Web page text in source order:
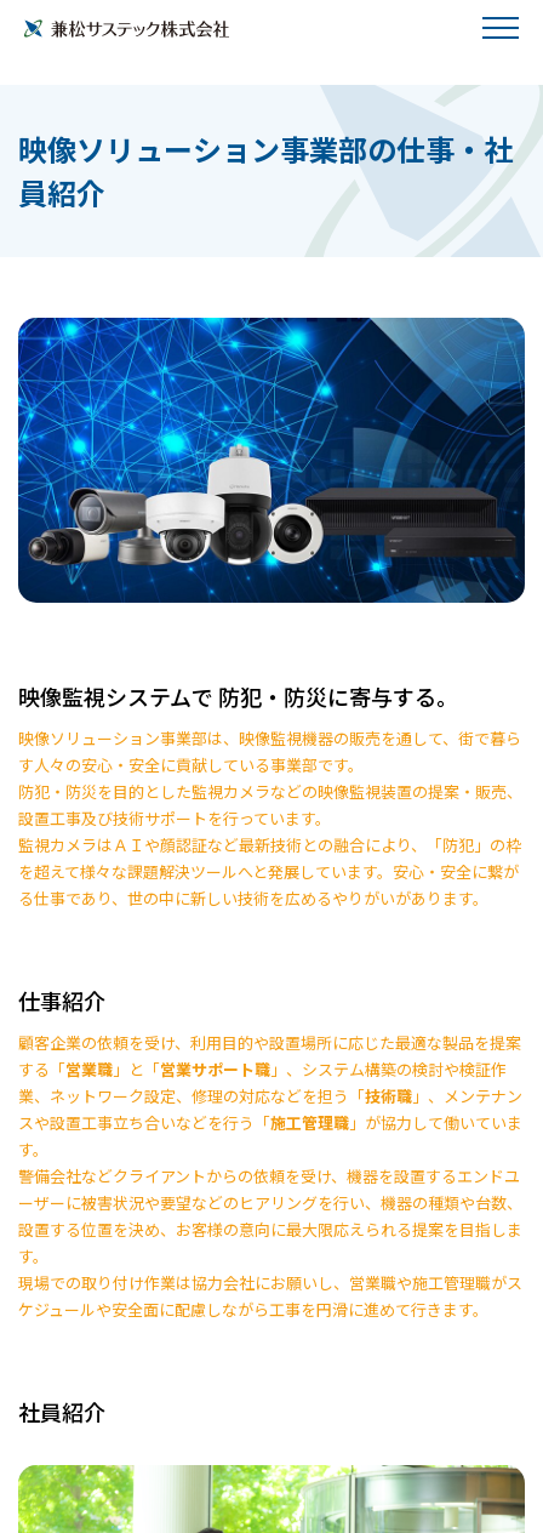
映像ソリューション事業部の仕事・社
員紹介
映像監視システムで 防犯・防災に寄与する。
映像ソリューション事業部は、映像監視機器の販売を通して、街で暮ら
す人々の安心・安全に貢献している事業部です。
防犯・防災を目的とした監視カメラなどの映像監視装置の提案・販売、
設置工事及び技術サポートを行っています。
監視カメラはＡＩや顔認証など最新技術との融合により、「防犯」の枠
を超えて様々な課題解決ツールへと発展しています。安心・安全に繋が
る仕事であり、世の中に新しい技術を広めるやりがいがあります。
仕事紹介
顧客企業の依頼を受け、利用目的や設置場所に応じた最適な製品を提案
する「営業職 」と「営業サポート職 」、システム構築の検討や検証作
業、ネットワーク設定、修理の対応などを担う「技術職 」、メンテナン
スや設置工事立ち合いなどを行う「施工管理職 」が協力して働いていま
す。
警備会社などクライアントからの依頼を受け、機器を設置するエンドユ
ーザーに被害状況や要望などのヒアリングを行い、機器の種類や台数、
設置する位置を決め、お客様の意向に最大限応えられる提案を目指しま
す。
現場での取り付け作業は協力会社にお願いし、営業職や施工管理職がス
ケジュールや安全面に配慮しながら工事を円滑に進めて行きます。
社員紹介